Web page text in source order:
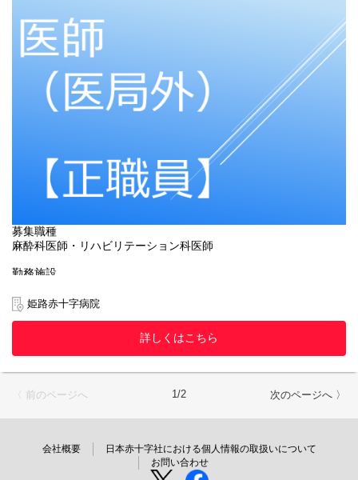
応募締切
随時
試験日
選考方法
書類選考、面接
面接後2週間以内
募集職種
麻酔科医師・リハビリテーション科医師
勤務施設
募集人員
採用年月日
相談に応じます
応募資格
応募方法
姫路赤十字病院
詳しくはこちら
〈 前のページへ 1/2 次のページへ 〉
会社概要
日本赤十字社における個人情報の取扱いについて
お問い合わせ